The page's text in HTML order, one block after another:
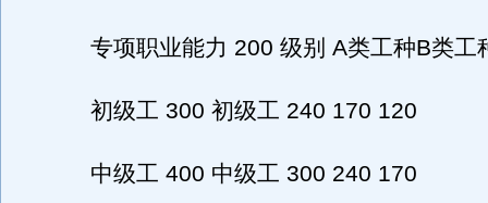
专项职业能力 200 级别 A类工种B类工
初级工 300 初级工 240 170 120
中级工 400 中级工 300 240 170